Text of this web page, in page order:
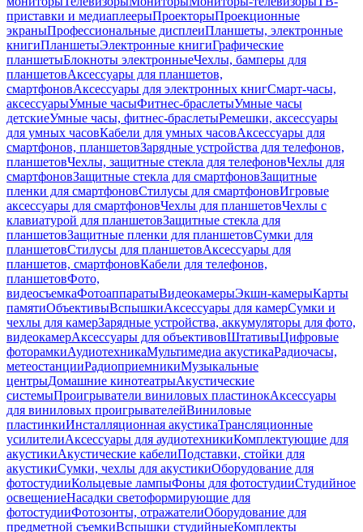
приставки и медиаплеерыПроекторыПроекционные
экраныПрофессиональные дисплеиПланшеты, электронные
книгиПланшетыЭлектронные книгиГрафические
планшетыБлокноты электронныеЧехлы, бамперы для
планшетовАксессуары для планшетов,
смартфоновАксессуары для электронных книгСмарт-часы,
аксессуарыУмные часыФитнес-браслетыУмные часы
детскиеУмные часы, фитнес-браслетыРемешки, аксессуары
для умных часовКабели для умных часовАксессуары для
смартфонов, планшетовЗарядные устройства для телефонов,
планшетовЧехлы, защитные стекла для телефоновЧехлы для
смартфоновЗащитные стекла для смартфоновЗащитные
пленки для смартфоновСтилусы для смартфоновИгровые
аксессуары для смартфоновЧехлы для планшетовЧехлы с
клавиатурой для планшетовЗащитные стекла для
планшетовЗащитные пленки для планшетовСумки для
планшетовСтилусы для планшетовАксессуары для
планшетов, смартфоновКабели для телефонов,
планшетовФото,
видеосъемкаФотоаппаратыВидеокамерыЭкшн-камерыКарты
памятиОбъективыВспышкиАксессуары для камерСумки и
чехлы для камерЗарядные устройства, аккумуляторы для фото,
видеокамерАксессуары для объективовШтативыЦифровые
фоторамкиАудиотехникаМультимедиа акустикаРадиочасы,
метеостанцииРадиоприемникиМузыкальные
центрыДомашние кинотеатрыАкустические
системыПроигрыватели виниловых пластинокАксессуары
для виниловых проигрывателейВиниловые
пластинкиИнсталляционная акустикаТрансляционные
усилителиАксессуары для аудиотехникиКомплектующие для
акустикиАкустические кабелиПодставки, стойки для
акустикиСумки, чехлы для акустикиОборудование для
фотостудииКольцевые лампыФоны для фотостудииСтудийное
освещениеНасадки светоформирующие для
фотостудииФотозонты, отражателиОборудование для
предметной съемкиВспышки студийныеКомплекты